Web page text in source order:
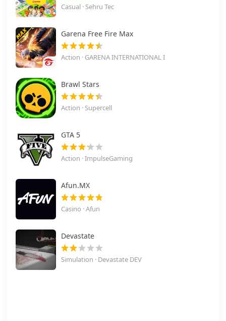
Casual · Sehru Tec
Garena Free Fire Max
Action · GARENA INTERNATIONAL I
Brawl Stars
Action · Supercell
GTA 5
Action · ImpulseGaming
Afun.MX
Casino · Afun
Devastate
Simulation · Devastate DEV